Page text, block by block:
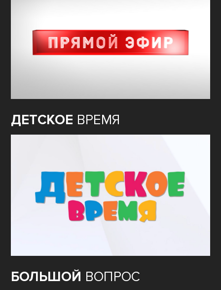
ДЕТСКОЕ ВРЕМЯ
БОЛЬШОЙ ВОПРОС